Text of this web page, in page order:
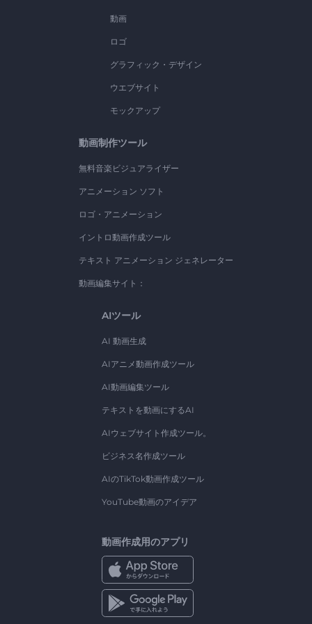
動画
ロゴ
グラフィック・デザイン
ウエブサイト
モックアップ
動画制作ツール
無料音楽ビジュアライザー
アニメーション ソフト
ロゴ・アニメーション
イントロ動画作成ツール
テキスト アニメーション ジェネレーター
動画編集サイト：
AIツール
AI 動画生成
AIアニメ動画作成ツール
AI動画編集ツール
テキストを動画にするAI
AIウェブサイト作成ツール。
ビジネス名作成ツール
AIのTikTok動画作成ツール
YouTube動画のアイデア
動画作成用のアプリ